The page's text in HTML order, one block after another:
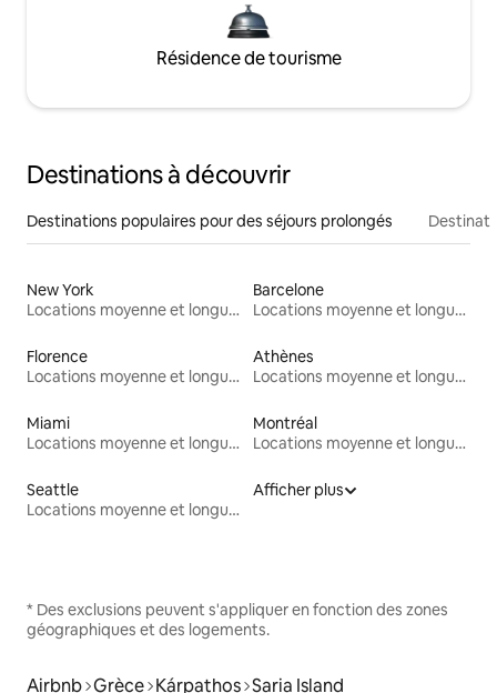
Résidence de tourisme
Destinations à découvrir
Destinations populaires pour des séjours prolongés
New York
Locations moyenne et longue durée
Barcelone
Locations moyenne et longue durée
Florence
Locations moyenne et longue durée
Athènes
Locations moyenne et longue durée
Miami
Locations moyenne et longue durée
Montréal
Locations moyenne et longue durée
Seattle
Locations moyenne et longue durée
Afficher plus
* Des exclusions peuvent s'appliquer en fonction des zones
géographiques et des logements.
Airbnb Grèce Kárpathos Saria Island